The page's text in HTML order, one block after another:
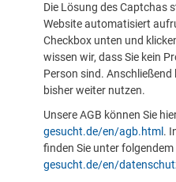
Die Lösung des Captchas
Website automatisiert
Checkbox unten und
wissen wir, dass Sie kein
Person sind. Anschließend
bisher weiter nutzen.
Unsere AGB können Sie
gesucht.de/en/agb.html .
finden Sie unter folgendem
gesucht.de/en/